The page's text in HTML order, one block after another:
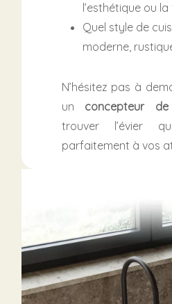
l’esthétique ou
Quel style de
moderne,
N’hésitez pas à
un concepteur
trouver l’évier
parfaitement à vos